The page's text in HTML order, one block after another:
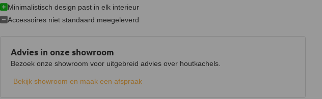
Minimalistisch design past in elk interieur
Accessoires niet standaard meegeleverd
Advies in onze showroom
Bezoek onze showroom voor uitgebreid advies over houtkachels.
Bekijk showroom en maak een afspraak